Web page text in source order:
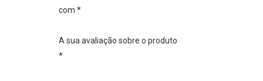
com *
A sua avaliação sobre o produto
*